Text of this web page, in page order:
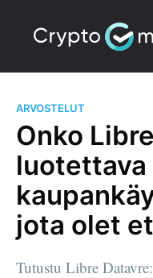
ARVOSTELUT
Onko
luotettava
jota olet
Tutustu Libre